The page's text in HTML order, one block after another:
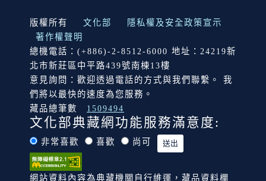
:::
版權所有 文化部
隱私權及安全政策宣示
著作權聲明
總機電話：(+886)-2-8512-6000 地址：24219新
北市新莊區中平路439號南棟13樓
意見詢問：歡迎透過電話的方式與我們聯繫。 我
們將以最快的速度為您服務。
藏品總筆數
1509494
文化部典藏網功能服務滿意度:
非常喜歡 喜歡 尚可
網站資料內容為典藏機關自行維運，藏品資料欄